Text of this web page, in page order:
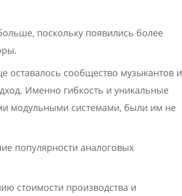
поскольку появились более
оставалось сообщество музыкантов и
Именно гибкость и уникальные
модульными системами, были им не
популярности аналоговых
стоимости производства и